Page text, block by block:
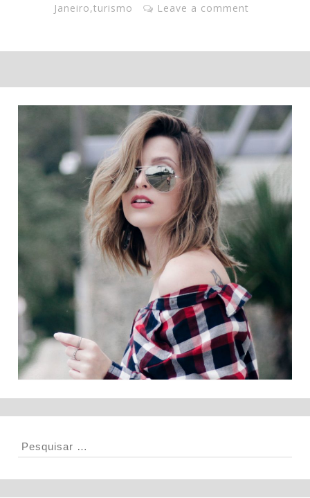
Janeiro,turismo Leave a comment